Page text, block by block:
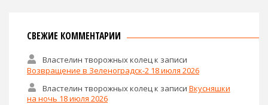
СВЕЖИЕ КОММЕНТАРИИ
Властелин творожных колецк записи
Возвращение в Зеленоградск-2 18 июля 2026
Властелин творожных колец к записи Вкусняшки
на ночь 18 июля 2026